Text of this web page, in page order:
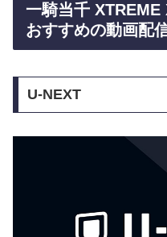
一騎当千 XTREME
おすすめの動画配
U-NEXT